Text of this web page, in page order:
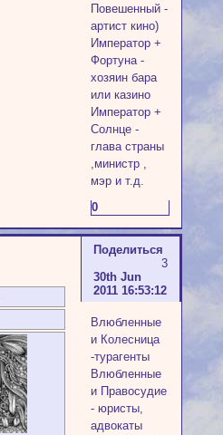
Повешенный -
артист кино)
Император +
Фортуна -
хозяин бара
или казино
Император +
Солнце -
глава страны
,министр ,
мэр и т.д.
0
Поделиться
3
30th Jun
2011 16:53:12
Влюбленные
и Колесница
-турагенты
Влюбленные
и Правосудие
- юристы,
адвокаты